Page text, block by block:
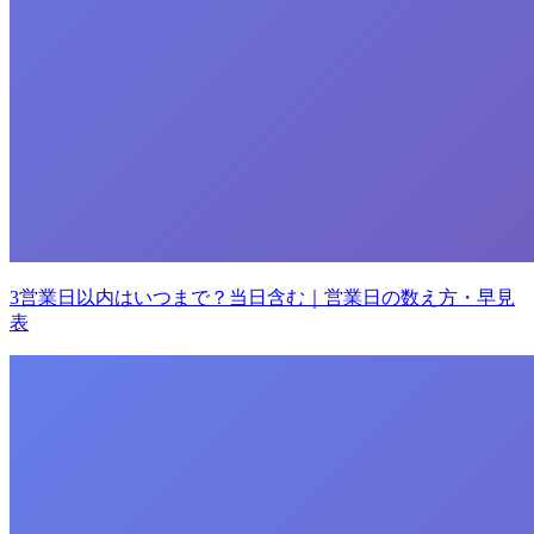
3営業日以内はいつまで？当日含む｜営業日の数え方・早見
表